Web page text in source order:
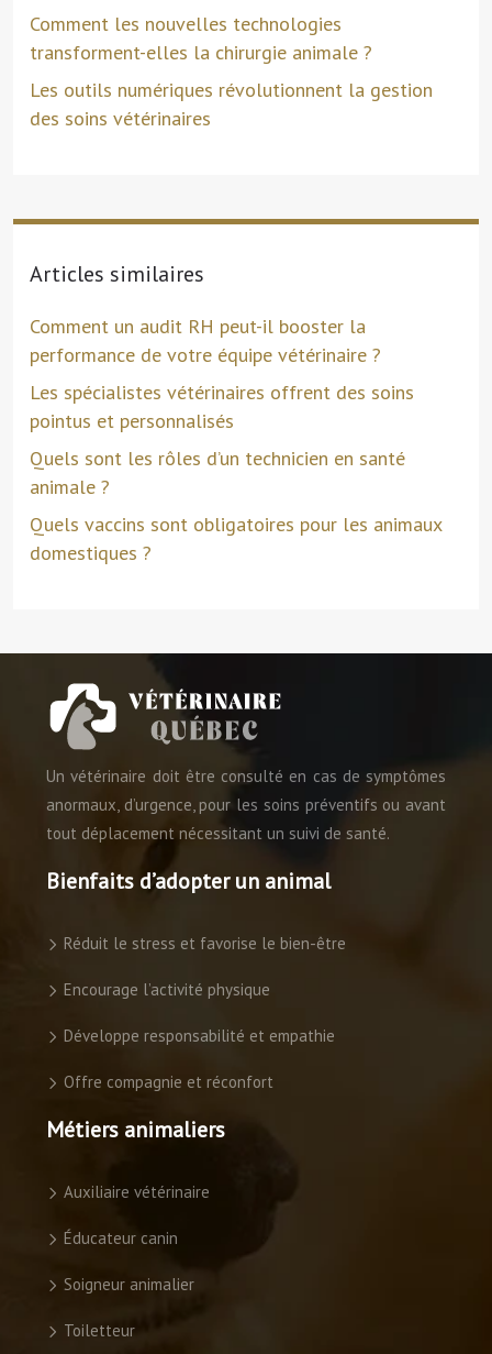
Comment les nouvelles technologies
transforment-elles la chirurgie animale ?
Les outils numériques révolutionnent la gestion
des soins vétérinaires
Articles similaires
Comment un audit RH peut-il booster la
performance de votre équipe vétérinaire ?
Les spécialistes vétérinaires offrent des soins
pointus et personnalisés
Quels sont les rôles d’un technicien en santé
animale ?
Quels vaccins sont obligatoires pour les animaux
domestiques ?
Un vétérinaire doit être consulté en cas de symptômes
anormaux, d’urgence, pour les soins préventifs ou avant
tout déplacement nécessitant un suivi de santé.
Bienfaits d’adopter un animal
Réduit le stress et favorise le bien-être
Encourage l’activité physique
Développe responsabilité et empathie
Offre compagnie et réconfort
Métiers animaliers
Auxiliaire vétérinaire
Éducateur canin
Soigneur animalier
Toiletteur